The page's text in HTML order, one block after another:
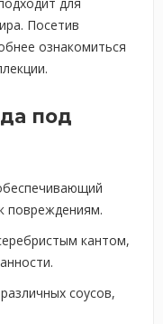
Посетив
ознакомиться
под
повреждениям.
кантом,
соусов,